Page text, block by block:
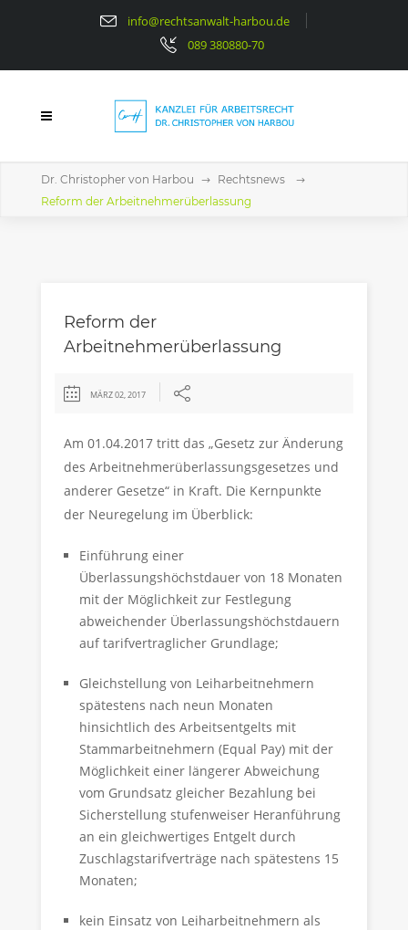
info@rechtsanwalt-harbou.de
089 380880-70
Dr. Christopher von Harbou
Rechtsnews
Reform der Arbeitnehmerüberlassung
Reform der
Arbeitnehmerüberlassung
MÄRZ 02, 2017
Am 01.04.2017 tritt das „Gesetz zur Änderung
des Arbeitnehmerüberlassungsgesetzes und
anderer Gesetze“ in Kraft. Die Kernpunkte
der Neuregelung im Überblick:
Einführung einer
Überlassungshöchstdauer von 18 Monaten
mit der Möglichkeit zur Festlegung
abweichender Überlassungshöchstdauern
auf tarifvertraglicher Grundlage;
Gleichstellung von Leiharbeitnehmern
spätestens nach neun Monaten
hinsichtlich des Arbeitsentgelts mit
Stammarbeitnehmern (Equal Pay) mit der
Möglichkeit einer längerer Abweichung
vom Grundsatz gleicher Bezahlung bei
Sicherstellung stufenweiser Heranführung
an ein gleichwertiges Entgelt durch
Zuschlagstarifverträge nach spätestens 15
Monaten;
kein Einsatz von Leiharbeitnehmern als